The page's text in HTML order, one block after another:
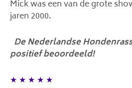
Mick was een van de grote
jaren 2000.
De Nederlandse
positief beoordeeld!
★ ★ ★ ★ ★